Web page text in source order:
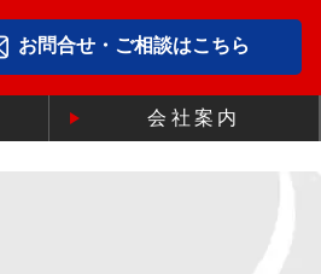
お問合せ・ご相談はこちら
会社案内